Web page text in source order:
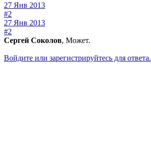
27 Янв 2013
#2
27 Янв 2013
#2
Сергей Соколов, Может.
Войдите или зарегистрируйтесь для ответа.